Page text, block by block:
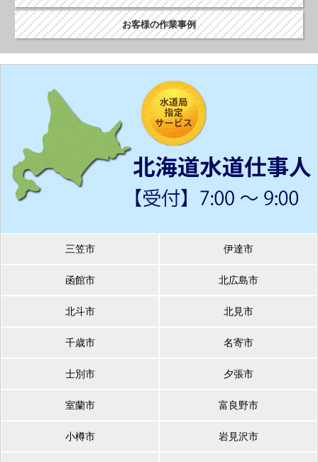
お客様の作業事例
三笠市 伊達市
函館市 北広島市
北斗市 北見市
千歳市 名寄市
士別市 夕張市
室蘭市 富良野市
小樽市 岩見沢市